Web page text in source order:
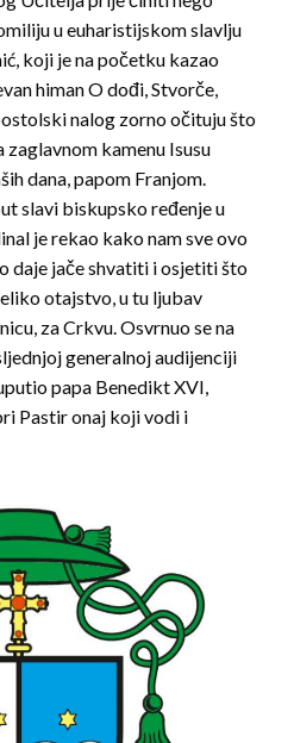
u euharistijskom slavlju
koji je na početku kazao
himan O dođi, Stvorče,
nalog zorno očituju što
zaglavnom kamenu Isusu
dana, papom Franjom.
slavi biskupsko ređenje u
je rekao kako nam sve ovo
daje jače shvatiti i osjetiti što
otajstvo, u tu ljubav
za Crkvu. Osvrnuo se na
generalnoj audijenciji
papa Benedikt XVI,
Pastir onaj koji vodi i